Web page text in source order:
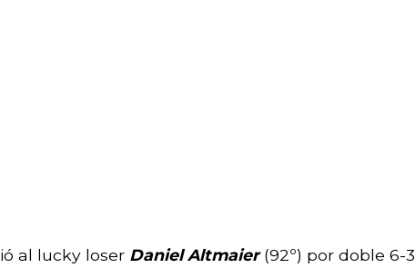
al lucky loser Daniel Altmaier(92º) por doble 6-3